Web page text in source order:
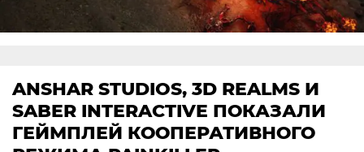
ANSHAR STUDIOS, 3D REALMS И
SABER INTERACTIVE ПОКАЗАЛИ
ГЕЙМПЛЕЙ КООПЕРАТИВНОГО